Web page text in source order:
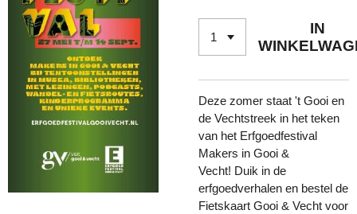
IN
Deze zomer staat 't Gooi en
de Vechtstreek in het teken
van het Erfgoedfestival
Makers in Gooi &
Vecht! Duik in de
erfgoedverhalen en bestel de
Fietskaart Gooi & Vecht voor